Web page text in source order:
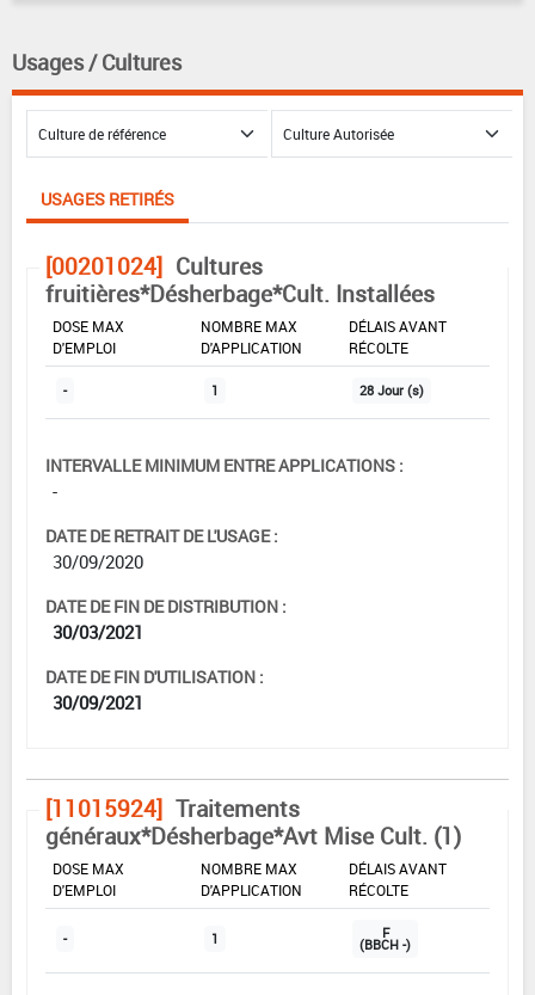
Usages / Cultures
USAGES RETIRÉS
[00201024] Cultures
fruitières*Désherbage*Cult. Installées
DOSE MAX
D'EMPLOI
NOMBRE MAX
D'APPLICATION
DÉLAIS AVANT
RÉCOLTE
- 1 28 Jour (s)
INTERVALLE MINIMUM ENTRE APPLICATIONS :
-
DATE DE RETRAIT DE L'USAGE :
30/09/2020
DATE DE FIN DE DISTRIBUTION :
30/03/2021
DATE DE FIN D'UTILISATION :
30/09/2021
[11015924] Traitements
généraux*Désherbage*Avt Mise Cult. (1)
DOSE MAX
D'EMPLOI
NOMBRE MAX
D'APPLICATION
DÉLAIS AVANT
RÉCOLTE
- 1 F
(BBCH -)